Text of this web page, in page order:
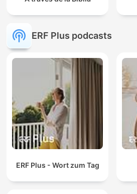
ERF Plus podcasts
ERF Plus - Wort zum Tag